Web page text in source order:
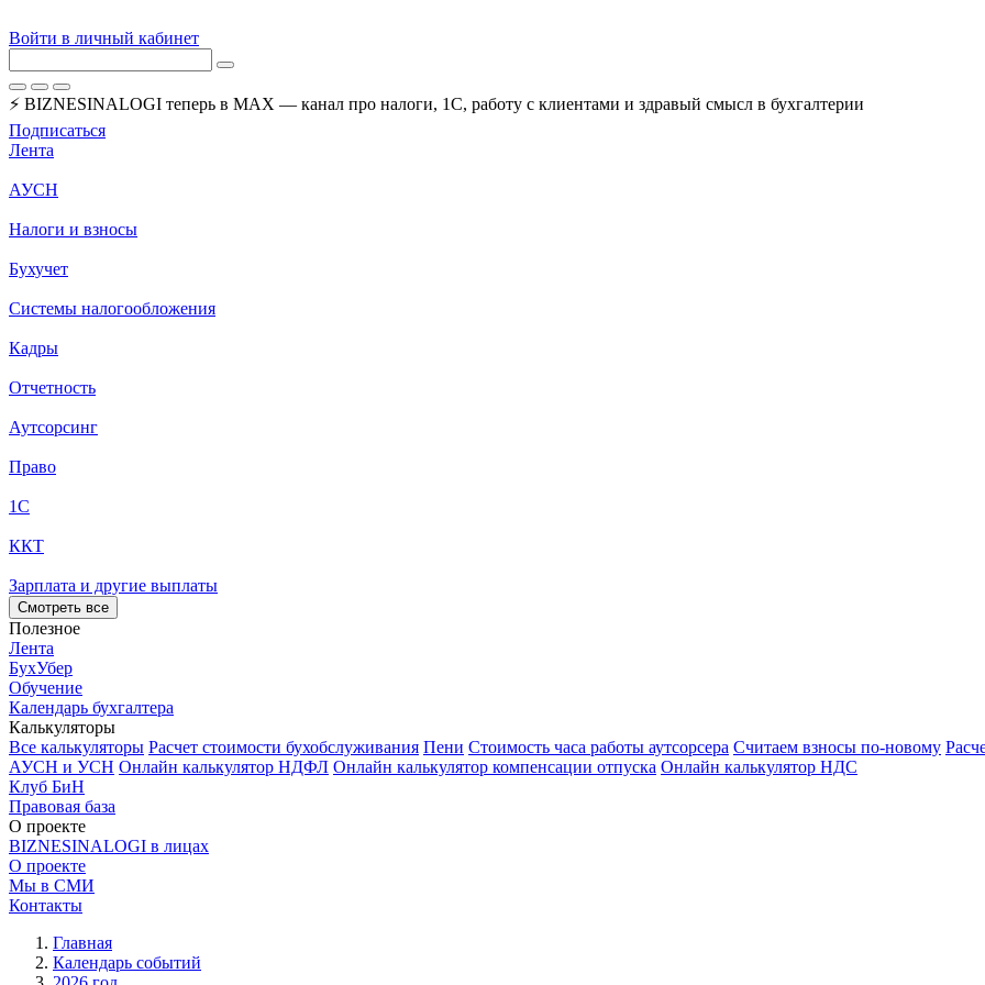
Войти в личный кабинет
⚡ BIZNESINALOGI теперь в MAX — канал про налоги, 1С, работу с клиентами и здравый смысл в бухгалтерии
Подписаться
Лента
АУСН
Налоги и взносы
Бухучет
Системы налогообложения
Кадры
Отчетность
Аутсорсинг
Право
1С
ККТ
Зарплата и другие выплаты
Смотреть все
Полезное
Лента
БухУбер
Обучение
Календарь бухгалтера
Калькуляторы
Все калькуляторы Расчет стоимости бухобслуживания Пени Стоимость часа работы аутсорсера Считаем взносы по-новому
АУСН и УСН Онлайн калькулятор НДФЛ Онлайн калькулятор компенсации отпуска Онлайн калькулятор НДС
Клуб БиН
Правовая база
О проекте
BIZNESINALOGI в лицах
О проекте
Мы в СМИ
Контакты
Главная
Календарь событий